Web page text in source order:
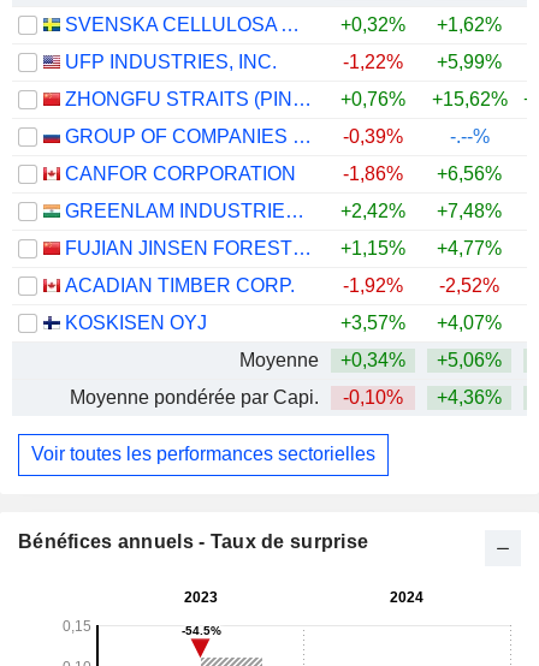
SVENSKA CELLULOSA AKTIEBOLAGET SCA
+0,32% +1,62%
UFP INDUSTRIES, INC.
-1,22% +5,99%
ZHONGFU STRAITS (PINGTAN) DEVELOPMENT COMPANY LIMITED
+0,76% +15,62%
GROUP OF COMPANIES SEGEZHA
-0,39%
-.--%
CANFOR CORPORATION
-1,86% +6,56%
GREENLAM INDUSTRIES LIMITED
+2,42% +7,48%
FUJIAN JINSEN FORESTRY CO.,LTD
+1,15% +4,77%
ACADIAN TIMBER CORP.
-1,92% -2,52%
KOSKISEN OYJ
+3,57% +4,07%
Moyenne
+0,34% +5,06%
Moyenne pondérée par Capi.
-0,10% +4,36%
Voir toutes les performances sectorielles
Bénéfices annuels - Taux de surprise